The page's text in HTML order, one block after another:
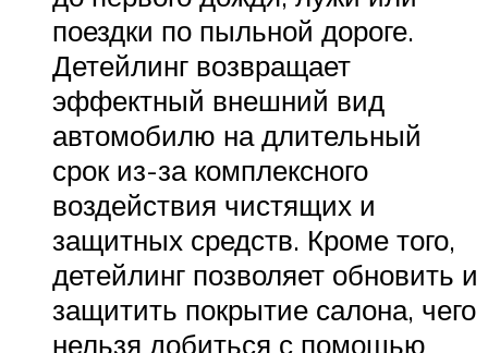
поездки по пыльной дороге.
Детейлинг возвращает
эффектный внешний вид
автомобилю на длительный
срок из-за комплексного
воздействия чистящих и
защитных средств. Кроме того,
детейлинг позволяет обновить и
защитить покрытие салона, чего
нельзя добиться с помощью